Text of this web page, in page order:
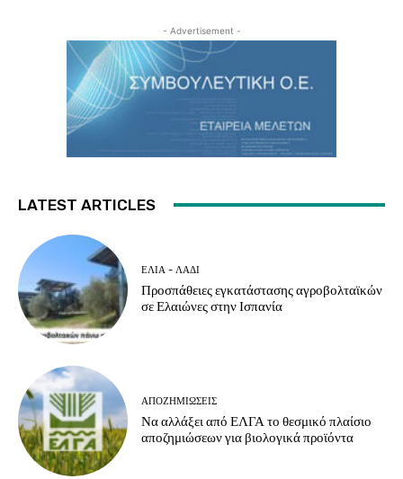
- Advertisement -
LATEST ARTICLES
ΕΛΙΆ - ΛΆΔΙ
Προσπάθειες εγκατάστασης αγροβολταϊκών
σε Ελαιώνες στην Ισπανία
ΑΠΟΖΗΜΙΏΣΕΙΣ
Να αλλάξει από ΕΛΓΑ το θεσμικό πλαίσιο
αποζημιώσεων για βιολογικά προϊόντα